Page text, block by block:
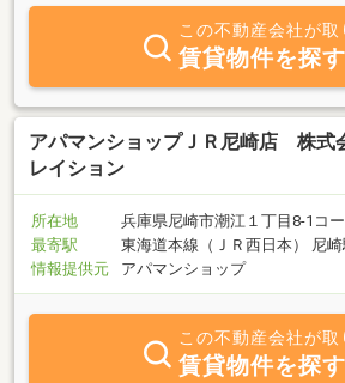
この不動産会社が取
賃貸物件を探す
アパマンショップＪＲ尼崎店 株式
レイション
所在地
兵庫県尼崎市潮江１丁目8-1コ
最寄駅
東海道本線（ＪＲ西日本） 尼
情報提供元
アパマンショップ
この不動産会社が取
賃貸物件を探す